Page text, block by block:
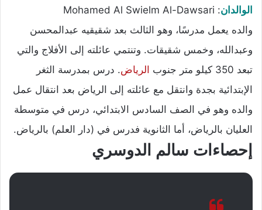
الوالدان:
Mohamed Al Swielm Al-Dawsari
والده يعمل مدرسًا، وهو الثالث بعد شقيقيه عبدالمحسن
وعبدالله، وخمس شقيقات. وتنتمي عائلته إلى الأفلاج والتي
تبعد 350 كيلو متر جنوب
الرياض. درس بمدرسة الثغر
الإبتدائية بجدة وانتقل مع عائلته إلى الرياض بعد انتقال عمل
والده وهو في الصف السادس الابتدائي، درس في متوسطة
العليان بالرياض، أما الثانوية فدرس في (دار العلم) بالرياض.
إحصاءات سالم الدوسري